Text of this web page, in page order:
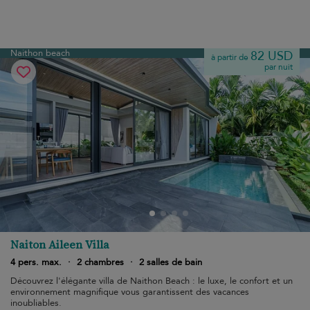
Naithon beach à partir de 82 USD
par nuit
Naiton Aileen Villa
4 pers. max. · 2 chambres · 2 salles de bain
Découvrez l'élégante villa de Naithon Beach : le luxe, le confort et un
environnement magnifique vous garantissent des vacances
inoubliables.